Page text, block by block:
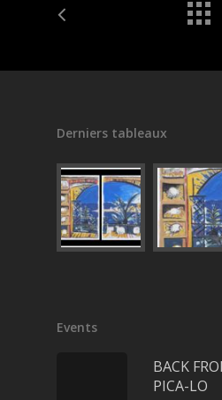
Derniers tableaux
Events
BACK
PICA-LO